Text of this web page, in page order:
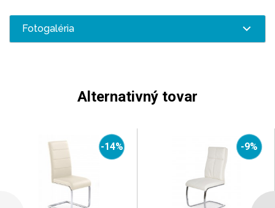
Fotogaléria
Alternativný tovar
-14% -9%